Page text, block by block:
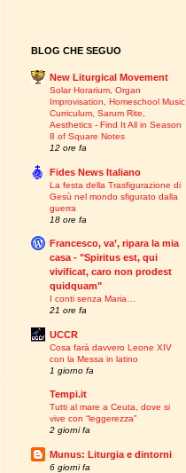
BLOG CHE SEGUO
New Liturgical Movement
Solar Horarium, Organ
Improvisation, Homeschool Music
Curriculum, Sarum Rite,
Aesthetics - Find It All in Season
8 of Square Notes
12 ore fa
Fides News Italiano
La festa della Trasfigurazione di
Gesù nel mondo sfigurato dalla
guerra
18 ore fa
Francesco, va’, ripara la mia
casa - "Spiritus est, qui
vivificat, caro non prodest
quidquam"
I conti senza Maria…
21 ore fa
UCCR
Cosa farà davvero Leone XIV
con la Messa in latino
1 giorno fa
Tempi.it
Tutti al mare a Ceuta, dove si
vive con “leggerezza”
2 giorni fa
Munus: Liturgia e dintorni
6 giorni fa